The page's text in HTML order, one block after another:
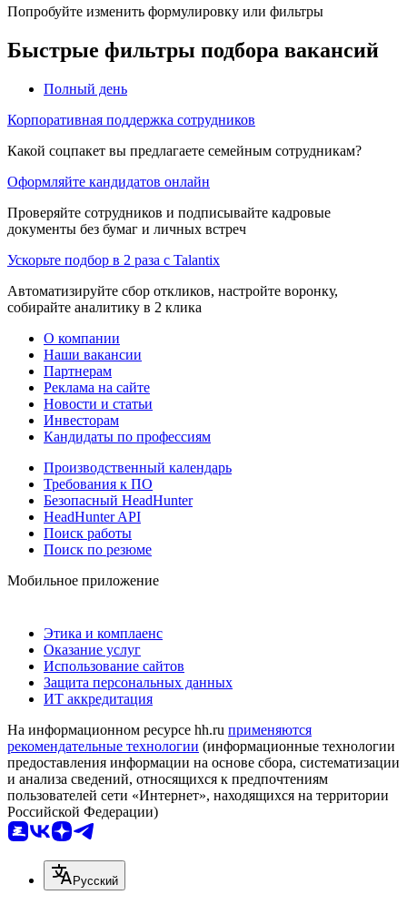
Попробуйте изменить формулировку или фильтры
Быстрые фильтры подбора вакансий
Полный день
Корпоративная поддержка сотрудников
Какой соцпакет вы предлагаете семейным сотрудникам?
Оформляйте кандидатов онлайн
Проверяйте сотрудников и подписывайте кадровые
документы без бумаг и личных встреч
Ускорьте подбор в 2 раза с Talantix
Автоматизируйте сбор откликов, настройте воронку,
собирайте аналитику в 2 клика
О компании
Наши вакансии
Партнерам
Реклама на сайте
Новости и статьи
Инвесторам
Кандидаты по профессиям
Производственный календарь
Требования к ПО
Безопасный HeadHunter
HeadHunter API
Поиск работы
Поиск по резюме
Мобильное приложение
Этика и комплаенс
Оказание услуг
Использование сайтов
Защита персональных данных
ИТ аккредитация
На информационном ресурсе hh.ru применяются
рекомендательные технологии (информационные технологии
предоставления информации на основе сбора, систематизации
и анализа сведений, относящихся к предпочтениям
пользователей сети «Интернет», находящихся на территории
Российской Федерации)
Русский